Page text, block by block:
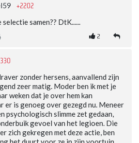
+2202
samen?? DtK......
2
zonder hersens, aanvallend zijn
zeer matig. Moder ben ik met je
weken dat je over hem kan
er is genoeg over gezegd nu. Meneer
psychologisch slimme zet gedaan,
gevoel van het legioen. Die
zich gekregen met deze actie, ben